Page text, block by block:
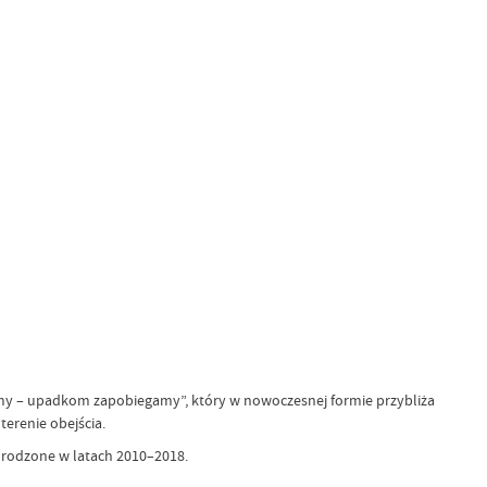
– upadkom zapobiegamy”, który w nowoczesnej formie przybliża
obejścia.
w latach 2010–2018.